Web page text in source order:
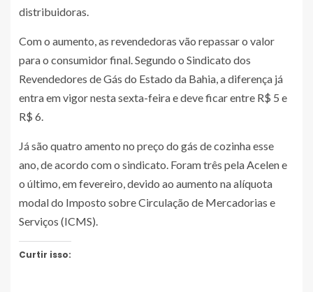
distribuidoras.
Com o aumento, as revendedoras vão repassar o valor
para o consumidor final. Segundo o Sindicato dos
Revendedores de Gás do Estado da Bahia, a diferença já
entra em vigor nesta sexta-feira e deve ficar entre R$ 5 e
R$ 6.
Já são quatro amento no preço do gás de cozinha esse
ano, de acordo com o sindicato. Foram três pela Acelen e
o último, em fevereiro, devido ao aumento na alíquota
modal do Imposto sobre Circulação de Mercadorias e
Serviços (ICMS).
Curtir isso: